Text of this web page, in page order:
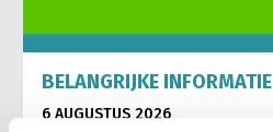
BELANGRIJKE INFORMATIE
6 AUGUSTUS 2026